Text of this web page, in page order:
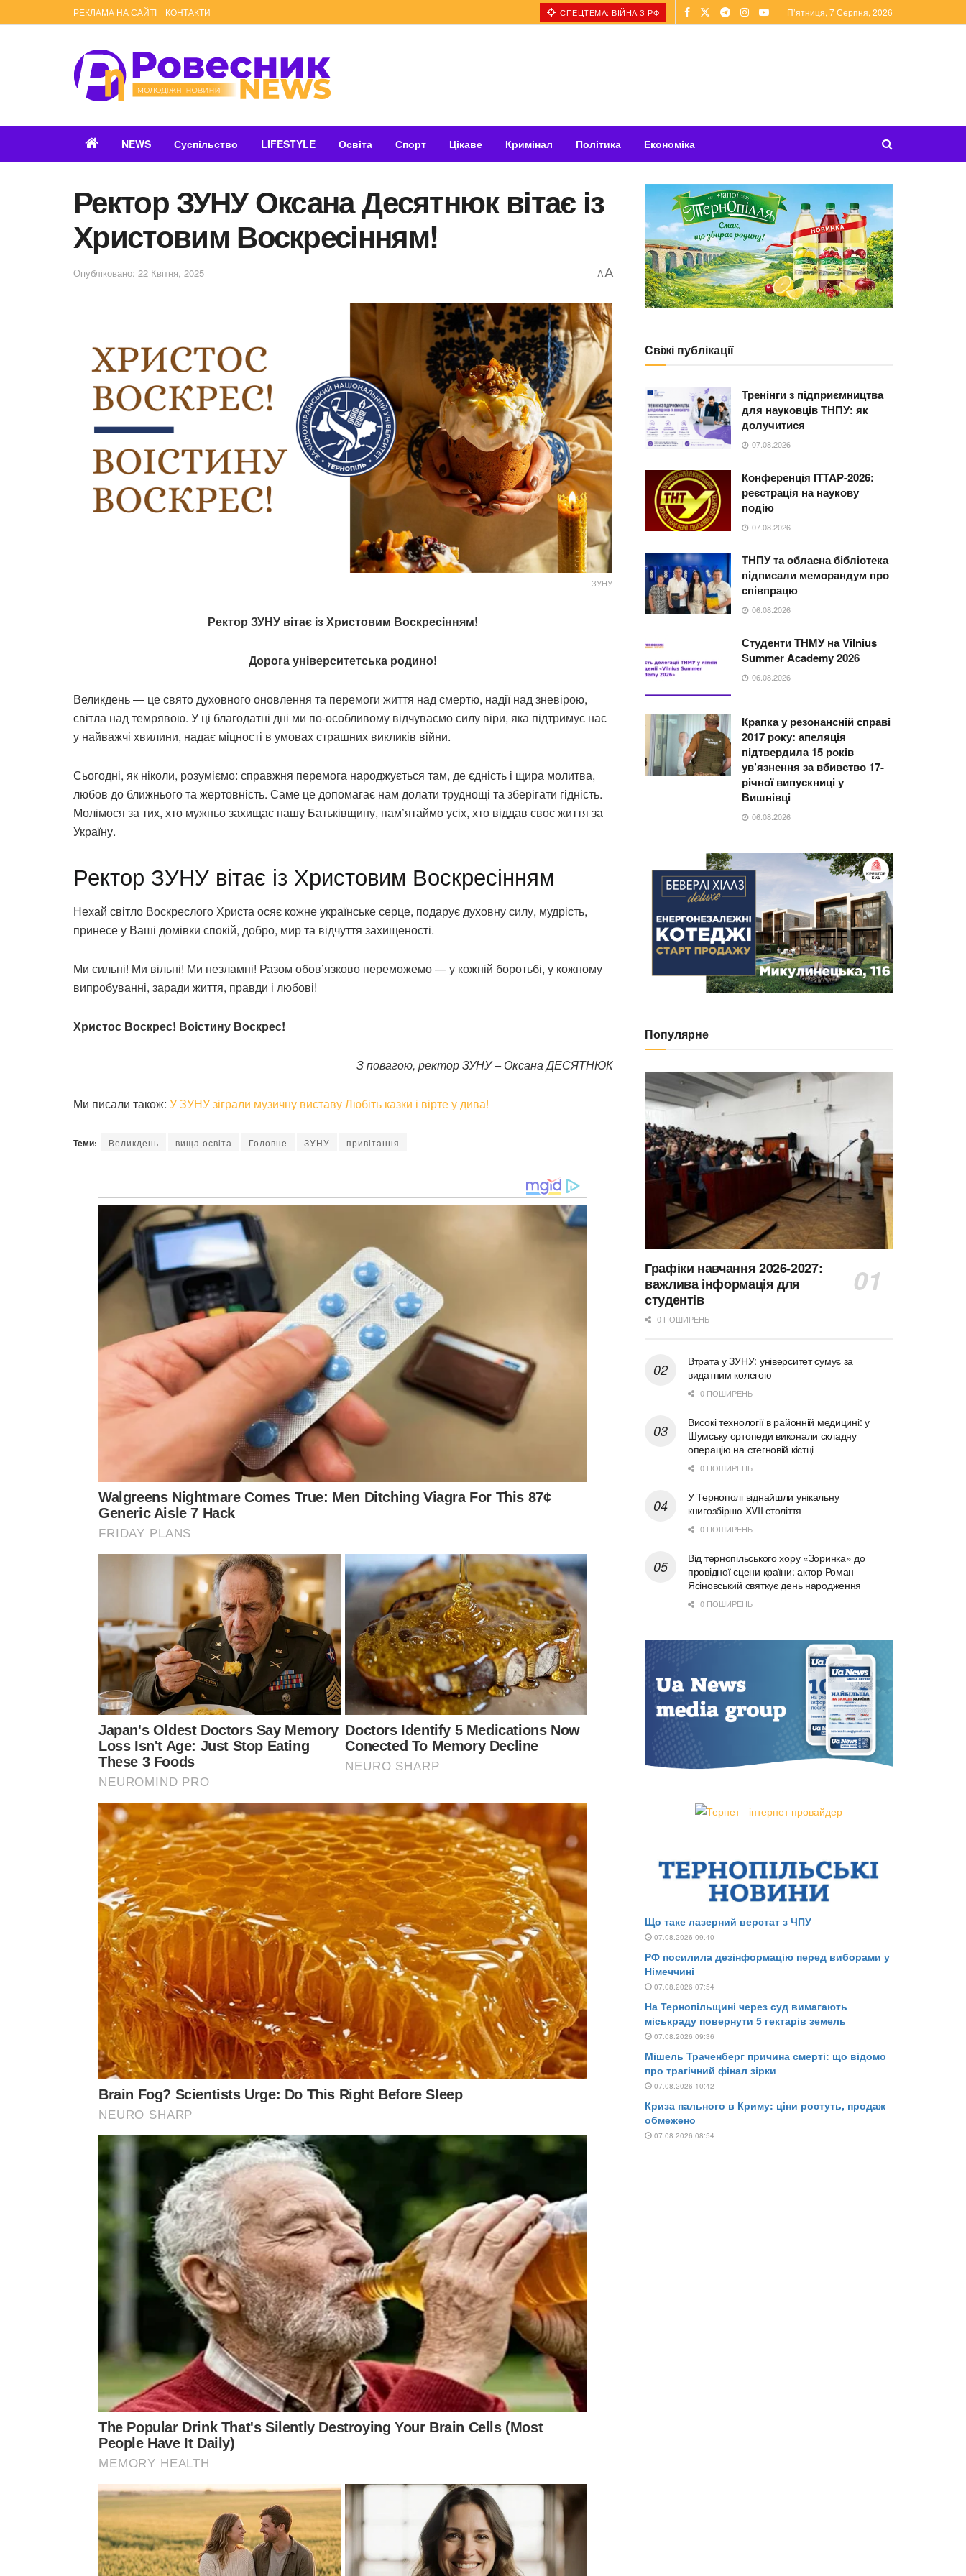
РЕКЛАМА НА САЙТІ КОНТАКТИ СПЕЦТЕМА: ВІЙНА З РФ П’ятниця, 7 Серпня, 2026
NEWS Суспільство LIFESTYLE Освіта Спорт Цікаве Кримінал Політика Економіка
Ректор ЗУНУ Оксана Десятнюк вітає із
Христовим Воскресінням!
Опубліковано: 22 Квітня, 2025 AA
ЗУНУ
Ректор ЗУНУ вітає із Христовим Воскресінням!
Дорога університетська родино!
Великдень — це свято духовного оновлення та перемоги життя над смертю, надії над зневірою,
світла над темрявою. У ці благодатні дні ми по-особливому відчуваємо силу віри, яка підтримує нас
у найважчі хвилини, надає міцності в умовах страшних викликів війни.
Сьогодні, як ніколи, розуміємо: справжня перемога народжується там, де єдність і щира молитва,
любов до ближнього та жертовність. Саме це допомагає нам долати труднощі та зберігати гідність.
Молімося за тих, хто мужньо захищає нашу Батьківщину, пам’ятаймо усіх, хто віддав своє життя за
Україну.
Ректор ЗУНУ вітає із Христовим Воскресінням
Нехай світло Воскреслого Христа осяє кожне українське серце, подарує духовну силу, мудрість,
принесе у Ваші домівки спокій, добро, мир та відчуття захищеності.
Ми сильні! Ми вільні! Ми незламні! Разом обов’язково переможемо — у кожній боротьбі, у кожному
випробуванні, заради життя, правди і любові!
Христос Воскрес! Воістину Воскрес!
З повагою, ректор ЗУНУ – Оксана ДЕСЯТНЮК
Ми писали також: У ЗУНУ зіграли музичну виставу Любіть казки і вірте у дива!
Теми: Великдень вища освіта Головне ЗУНУ привітання
Свіжі публікації
Тренінги з підприємництва
для науковців ТНПУ: як
долучитися
07.08.2026
Конференція ITTAP-2026:
реєстрація на наукову
подію
07.08.2026
ТНПУ та обласна бібліотека
підписали меморандум про
співпрацю
06.08.2026
Студенти ТНМУ на Vilnius
Summer Academy 2026
06.08.2026
Крапка у резонансній справі
2017 року: апеляція
підтвердила 15 років
ув’язнення за вбивство 17-
річної випускниці у
Вишнівці
06.08.2026
Популярне
Графіки навчання 2026-2027:
важлива інформація для
студентів
0 ПОШИРЕНЬ
Втрата у ЗУНУ: університет сумує за
видатним колегою
0 ПОШИРЕНЬ
Високі технології в районній медицині: у
Шумську ортопеди виконали складну
операцію на стегновій кістці
0 ПОШИРЕНЬ
У Тернополі віднайшли унікальну
книгозбірню XVII століття
0 ПОШИРЕНЬ
Від тернопільського хору «Зоринка» до
провідної сцени країни: актор Роман
Ясіновський святкує день народження
0 ПОШИРЕНЬ